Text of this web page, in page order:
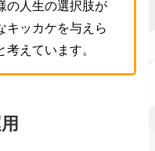
の人生の選択肢が
キッカケを与えら
えています。